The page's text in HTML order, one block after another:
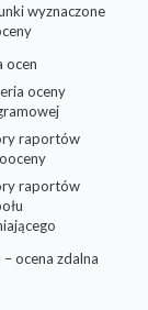
wyznaczone
ocen
oceny
raportów
raportów
– ocena zdalna